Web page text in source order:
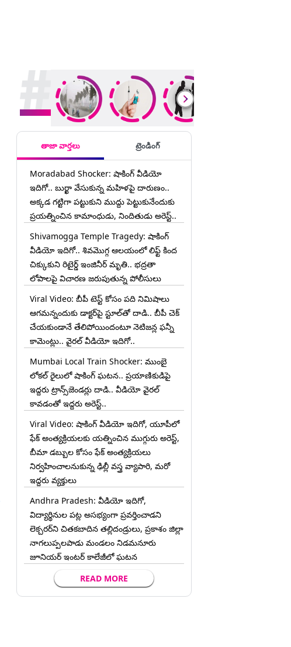
తాజా వార్తలు ట్రెండింగ్
Moradabad Shocker: షాకింగ్ వీడియో
ఇదిగో.. బుర్ఖా వేసుకున్న మహిళపై దారుణం..
అక్కడ గట్టిగా పట్టుకుని ముద్దు పెట్టుకునేందుకు
ప్రయత్నించిన కామాంధుడు, నిందితుడు అరెస్ట్..
Shivamogga Temple Tragedy: షాకింగ్
వీడియో ఇదిగో.. శివమొగ్గ ఆలయంలో లిఫ్ట్ కింద
చిక్కుకుని రిటైర్డ్ ఇంజినీర్ మృతి.. భద్రతా
లోపాలపై విచారణ జరుపుతున్న పోలీసులు
Viral Video: బీపీ టెస్ట్‌ కోసం పది నిమిషాలు
ఆగమన్నందుకు డాక్టర్‌పై స్టూల్‌తో దాడి.. బీపీ చెక్
చేయకుండానే తేలిపోయిందంటూ నెటిజన్ల ఫన్నీ
కామెంట్లు.. వైరల్ వీడియో ఇదిగో..
Mumbai Local Train Shocker: ముంబై
లోకల్ రైలులో షాకింగ్ ఘటన.. ప్రయాణికుడిపై
ఇద్దరు ట్రాన్స్‌జెండర్లు దాడి.. వీడియో వైరల్
కావడంతో ఇద్దరు అరెస్ట్..
Viral Video: షాకింగ్ వీడియో ఇదిగో, యూపీలో
ఫేక్ అంత్యక్రియలకు యత్నించిన ముగ్గురు అరెస్ట్,
బీమా డబ్బుల కోసం ఫేక్ అంత్యక్రియలు
నిర్వహించాలనుకున్న ఢిల్లీ వస్త్ర వ్యాపారి, మరో
ఇద్దరు వ్యక్తులు
Andhra Pradesh: వీడియో ఇదిగో,
విద్యార్థినుల పట్ల అసభ్యంగా ప్రవర్తించాడని
లెక్చ‌ర‌ర్‌ని చిత‌క‌బాదిన త‌ల్లిదండ్రులు, ప్రకాశం జిల్లా
నాగలుప్పలపాడు మండలం నిడమనూరు
జూనియర్ ఇంటర్ కాలేజీలో ఘటన
READ MORE